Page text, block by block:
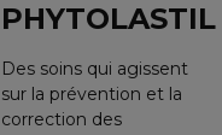
PHYTOLASTIL
Des soins qui agissent
sur la prévention et la
correction des